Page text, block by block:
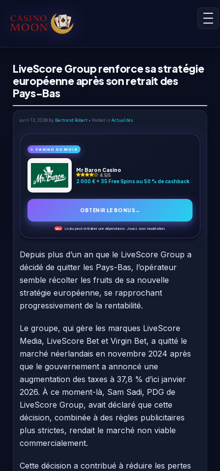
LiveScore Group renforce sa stratégie
européenne après son retrait des
Pays-Bas
avril 13, 2026 By Bertrand Robert • Posted in Actualités
✨ CASINO DU MOIS
Mr Baron Casino
4.5/5
2 000 € + 35 Free Spins ou 50 % de cashback
OBTENIR LE BONUS→
18+ Le jeu peut entraîner une dépendance. Jouez avec modération.
Depuis plus d’un an que le LiveScore Group a
décidé de quitter les Pays-Bas, l’opérateur
semble récolter les fruits de sa nouvelle
stratégie européenne, se rapprochant
progressivement de la rentabilité.
Le groupe, qui gère les marques LiveScore
Media, LiveScore Bet et Virgin Bet, a quitté le
marché néerlandais en novembre 2024 après
que le gouvernement a annoncé une
augmentation des taxes à 37,8 % d’ici janvier
2026. À ce moment-là, Sam Sadi, PDG de
LiveScore Group, avait déclaré que cette
décision, combinée à des règles publicitaires
plus strictes, rendait le marché non viable
commercialement.
Cette décision a contribué à réduire les pertes